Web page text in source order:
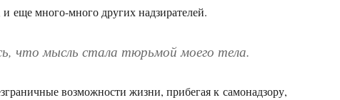
и еще много-много других надзирателей.
что мысль стала тюрьмой моего тела.
возможности жизни, прибегая к самонадзору,